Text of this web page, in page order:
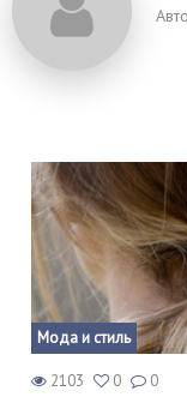
Мода и стиль
2103 0 0